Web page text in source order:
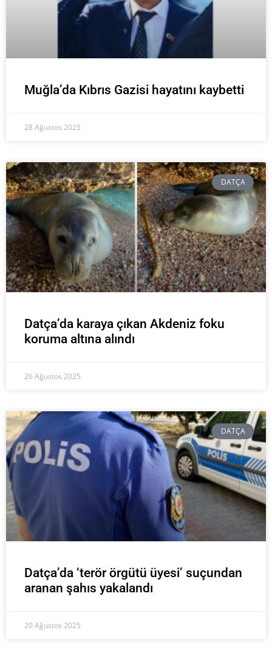
Muğla’da Kıbrıs Gazisi hayatını kaybetti
28 Ağustos 2025
DATÇA
Datça’da karaya çıkan Akdeniz foku
koruma altına alındı
26 Ağustos 2025
DATÇA
Datça’da ‘terör örgütü üyesi’ suçundan
aranan şahıs yakalandı
20 Ağustos 2025